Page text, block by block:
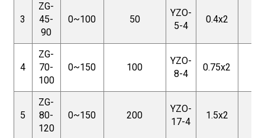
3
ZG-
45-
90
0~100 50
YZO-
5-4
0.4x2
4
ZG-
70-
100
0~150 100
YZO-
8-4
0.75x2
5
ZG-
80-
120
0~150 200
YZO-
17-4
1.5x2